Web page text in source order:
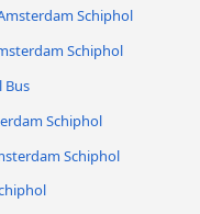
Schiphol
Schiphol
Bus
Schiphol
Schiphol